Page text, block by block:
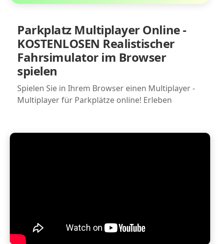
Parkplatz Multiplayer Online -
KOSTENLOSEN Realistischer
Fahrsimulator im Browser
spielen
Spielen Sie in Ihrem Browser einen Multiplayer -
Multiplayer für Parkplätze online! Erleben